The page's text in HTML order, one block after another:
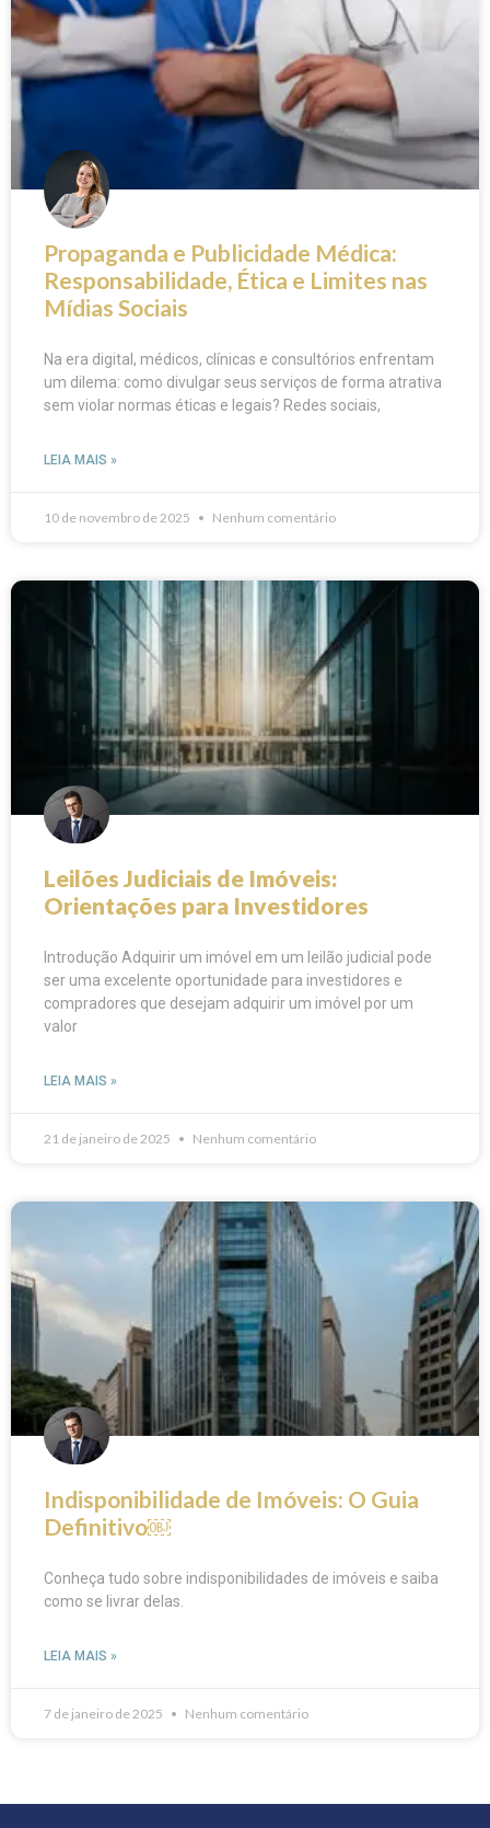
Propaganda e Publicidade Médica:
Responsabilidade, Ética e Limites nas
Mídias Sociais
Na era digital, médicos, clínicas e consultórios enfrentam
um dilema: como divulgar seus serviços de forma atrativa
sem violar normas éticas e legais? Redes sociais,
LEIA MAIS »
10 de novembro de 2025 Nenhum comentário
Leilões Judiciais de Imóveis:
Orientações para Investidores
Introdução Adquirir um imóvel em um leilão judicial pode
ser uma excelente oportunidade para investidores e
compradores que desejam adquirir um imóvel por um
valor
LEIA MAIS »
21 de janeiro de 2025 Nenhum comentário
Indisponibilidade de Imóveis: O Guia
Definitivo￼
Conheça tudo sobre indisponibilidades de imóveis e saiba
como se livrar delas.
LEIA MAIS »
7 de janeiro de 2025 Nenhum comentário